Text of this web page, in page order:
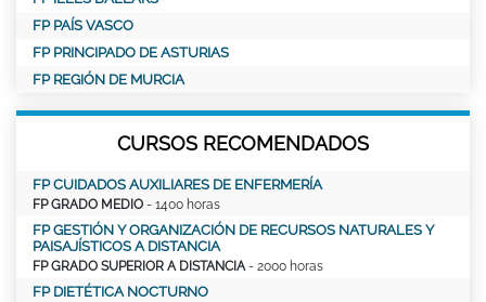
FP PAÍS VASCO
FP PRINCIPADO DE ASTURIAS
FP REGIÓN DE MURCIA
CURSOS RECOMENDADOS
FP CUIDADOS AUXILIARES DE ENFERMERÍA
FP GRADO MEDIO - 1400 horas
FP GESTIÓN Y ORGANIZACIÓN DE RECURSOS NATURALES Y
PAISAJÍSTICOS A DISTANCIA
FP GRADO SUPERIOR A DISTANCIA- 2000 horas
FP DIETÉTICA NOCTURNO